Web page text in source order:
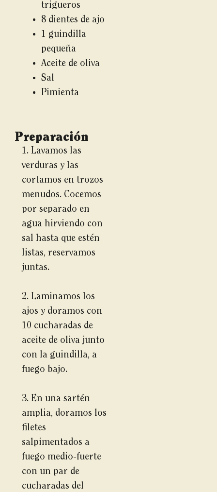
trigueros
8 dientes de ajo
1 guindilla
pequeña
Aceite de oliva
Sal
Pimienta
Preparación
1. Lavamos las
verduras y las
cortamos en trozos
menudos. Cocemos
por separado en
agua hirviendo con
sal hasta que estén
listas, reservamos
juntas.
2. Laminamos los
ajos y doramos con
10 cucharadas de
aceite de oliva junto
con la guindilla, a
fuego bajo.
3. En una sartén
amplia, doramos los
filetes
salpimentados a
fuego medio-fuerte
con un par de
cucharadas del